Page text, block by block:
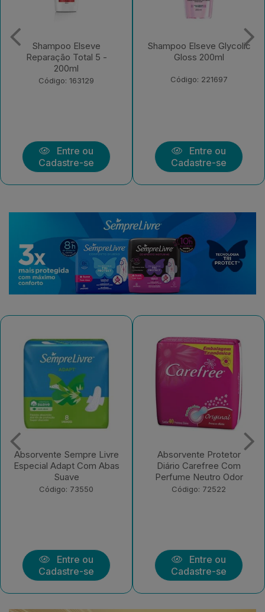
Shampoo Elseve Glycolic
Gloss 200ml
Código: 221697
Entre ou
Cadastre-se
Creme para Pentear
Elseve Colágeno Lifter
Código: 235526
Entre ou
Cadastre-se
Absorvente Protetor
Diário Carefree Com
Perfume Neutro Odor
Código: 72522
Entre ou
Cadastre-se
Absorvente Sempre Livre
Adapt Plus Suave Com
Abas 32 UN
Código: 221582
Entre ou
Cadastre-se